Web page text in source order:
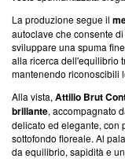
La produzione segue il
autoclave che consente
sviluppare una spuma
alla ricerca dell'equilibrio
mantenendo riconoscibili
Alla vista, Attilio Brut
brillante, accompagnato
delicato ed elegante, con
sottofondo floreale. Al
da equilibrio, sapidità e